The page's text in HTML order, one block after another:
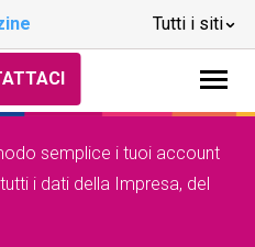
Tutti i siti
semplice i tuoi account
i dati della Impresa, del